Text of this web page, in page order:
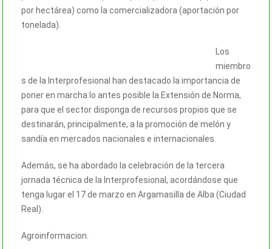
por hectárea) como la comercializadora (aportación por
tonelada).
Los
miembro
s de la Interprofesional han destacado la importancia de
poner en marcha lo antes posible la Extensión de Norma,
para que el sector disponga de recursos propios que se
destinarán, principalmente, a la promoción de melón y
sandía en mercados nacionales e internacionales.
Además, se ha abordado la celebración de la tercera
jornada técnica de la Interprofesional, acordándose que
tenga lugar el 17 de marzo en Argamasilla de Alba (Ciudad
Real).
Agroinformacion.